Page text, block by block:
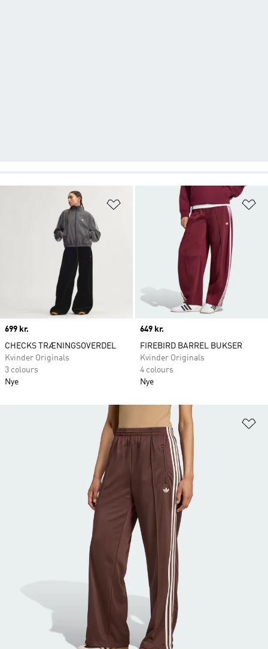
Føj til ønskeliste
Price
699 kr.
CHECKS TRÆNINGSOVERDEL
Kvinder Originals
3 colours
Nye
Price
649 kr.
FIREBIRD BARREL BUKSER
Kvinder Originals
4 colours
Nye